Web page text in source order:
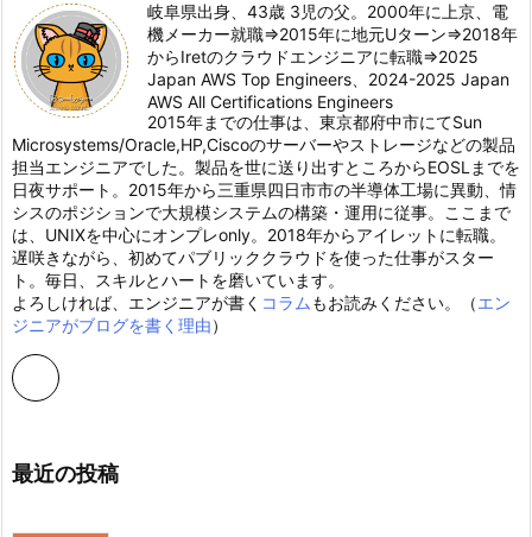
岐阜県出身、43歳 3児の父。2000年に上京、電
機メーカー就職⇒2015年に地元Uターン⇒2018年
からIretのクラウドエンジニアに転職⇒2025
Japan AWS Top Engineers、2024-2025 Japan
AWS All Certifications Engineers
2015年までの仕事は、東京都府中市にてSun
Microsystems/Oracle,HP,Ciscoのサーバーやストレージなどの製品
担当エンジニアでした。製品を世に送り出すところからEOSLまでを
日夜サポート。2015年から三重県四日市市の半導体工場に異動、情
シスのポジションで大規模システムの構築・運用に従事。ここまで
は、UNIXを中心にオンプレonly。2018年からアイレットに転職。
遅咲きながら、初めてパブリッククラウドを使った仕事がスター
ト。毎日、スキルとハートを磨いています。
よろしければ、エンジニアが書く コラム もお読みください。（エン
ジニアがブログを書く理由）
最近の投稿